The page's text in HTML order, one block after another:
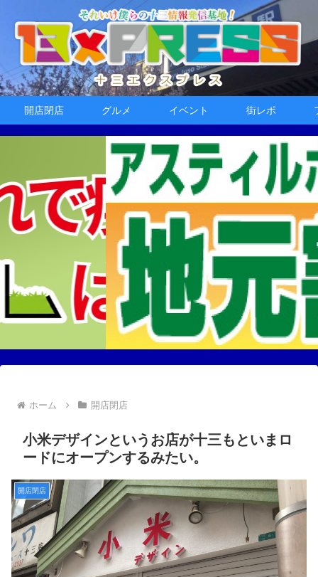
開店閉店 グルメ イベント 街レポ
ホーム 開店閉店
小米デザインというお店が十三もといまロ
ードにオープンするみたい。
開店閉店